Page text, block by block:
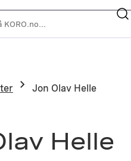
Jon Olav Helle
Helle